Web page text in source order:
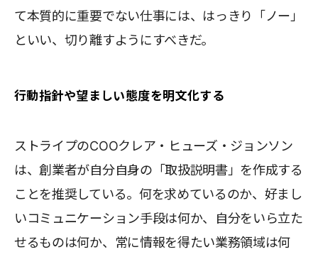
て本質的に重要でない仕事には、はっきり「ノー」
といい、切り離すようにすべきだ。
行動指針や望ましい態度を明文化する
ストライプのCOOクレア・ヒューズ・ジョンソン
は、創業者が自分自身の「取扱説明書」を作成する
ことを推奨している。何を求めているのか、好まし
いコミュニケーション手段は何か、自分をいら立た
せるものは何か、常に情報を得たい業務領域は何